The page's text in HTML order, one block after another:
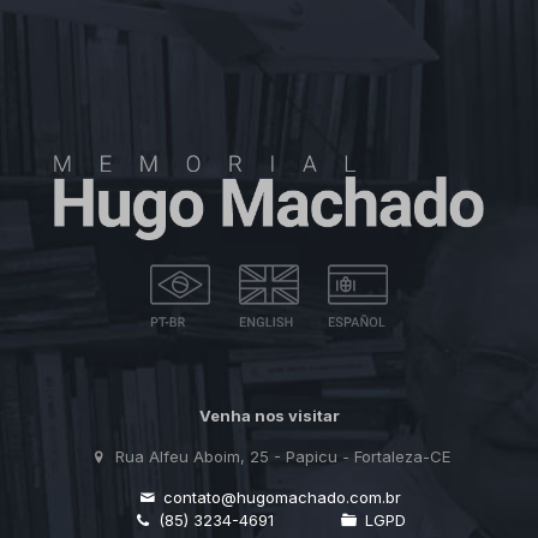
Venha nos visitar
Rua Alfeu Aboim, 25 - Papicu - Fortaleza-CE
contato@hugomachado.com.br
(85) 3234-4691
LGPD